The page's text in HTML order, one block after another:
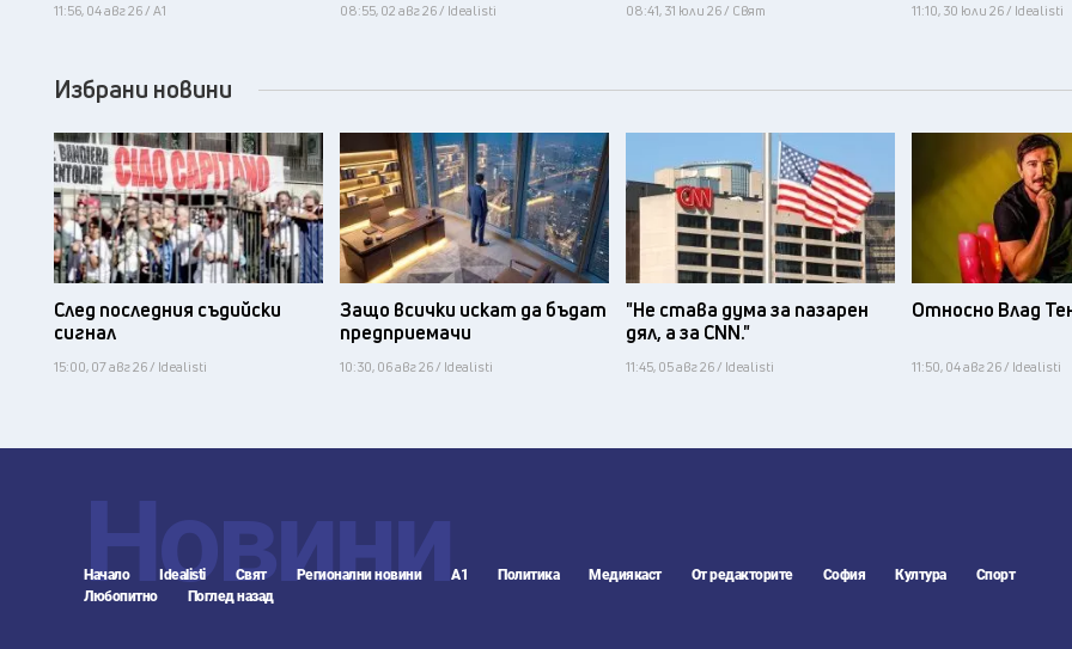
11:56, 04 авг 26 / А1 08:55, 02 авг 26 / Idealisti 08:41, 31 юли 26 / Свят 11:10, 30 юли 26 / Idealisti
Избрани новини
След последния съдийски
сигнал
15:00, 07 авг 26 / Idealisti
Защо всички искат да бъдат
предприемачи
10:30, 06 авг 26 / Idealisti
"Не става дума за пазарен
дял, а за CNN."
11:45, 05 авг 26 / Idealisti
Относно Влад
11:50, 04 авг 26 / Idealisti
Новини
Начало Idealisti Свят Регионални новини А1 Политика Медиякаст От редакторите София Култура
Спорт
Любопитно
Поглед назад